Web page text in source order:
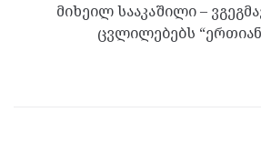
მიხეილ სააკაშილი –
ცვლილებებს